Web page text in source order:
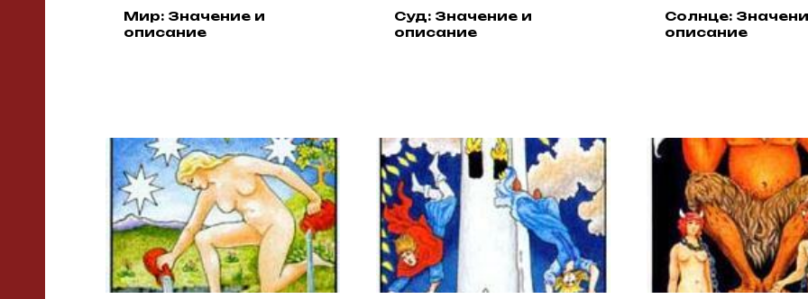
Мир: Значение и
описание
Суд: Значение и
описание
Солнце:
описание